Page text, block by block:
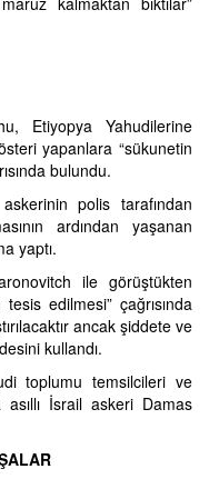
Etiyopya Yahudilerine
yapanlara “sükunetin
bulundu.
polis tarafından
ardından yaşanan
yaptı.
ile görüştükten
edilmesi” çağrısında
ancak şiddete ve
kullandı.
toplumu temsilcileri ve
İsrail askeri Damas